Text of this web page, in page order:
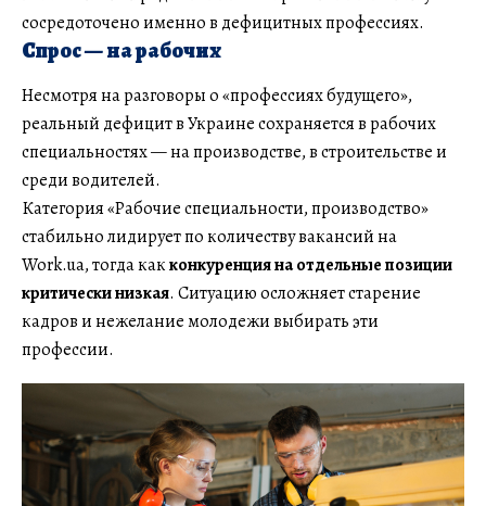
сосредоточено именно в дефицитных профессиях.
Спрос — на рабочих
Несмотря на разговоры о «профессиях будущего»,
реальный дефицит в Украине сохраняется в рабочих
специальностях — на производстве, в строительстве и
среди водителей.
Категория «Рабочие специальности, производство»
стабильно лидирует по количеству вакансий на
Work.ua, тогда какконкуренция на отдельные позиции
критически низкая. Ситуацию осложняет старение
кадров и нежелание молодежи выбирать эти
профессии.